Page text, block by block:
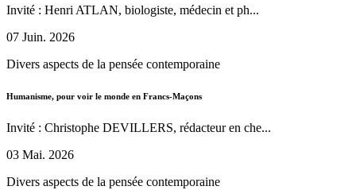
Invité : Henri ATLAN, biologiste, médecin et ph...
07 Juin. 2026
Divers aspects de la pensée contemporaine
Humanisme, pour voir le monde en Francs-Maçons
Invité : Christophe DEVILLERS, rédacteur en che...
03 Mai. 2026
Divers aspects de la pensée contemporaine